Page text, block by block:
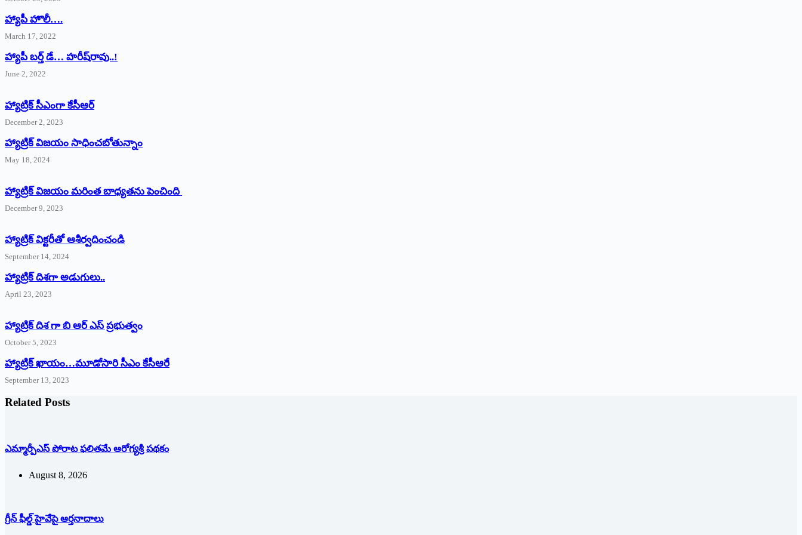
హ్యాపీ హొలీ….
March 17, 2022
హ్యాపీ బర్త్ ‌డే… హరీష్‌రావు..!
June 2, 2022
హ్యాట్రిక్‌ ‌సీఎంగా కేసీఆర్‌
December 2, 2023
హ్యాట్రిక్‌ విజయం సాధించబోతున్నాం
May 18, 2024
హ్యాట్రిక్ విజయం మరింత బాధ్యతను పెంచింది
December 9, 2023
హ్యాట్రిక్‌ ‌విక్టరీతో ఆశీర్వదించండి
September 14, 2024
‌హ్యాట్రిక్‌ ‌దిశగా అడుగులు..
April 23, 2023
హ్యాట్రిక్ దిశ గా బి ఆర్ ఎస్ ప్రభుత్వం
October 5, 2023
హ్యాట్రిక్‌ ‌ఖాయం…మూడోసారి సీఎం కేసీఆరే
September 13, 2023
Related Posts
ఎమ్మార్పీఎస్ పోరాట ఫలితమే ఆరోగ్యశ్రీ పథకం
August 8, 2026
గ్రీన్ ఫీల్డ్ హైవేపై ఆర్తనాదాలు